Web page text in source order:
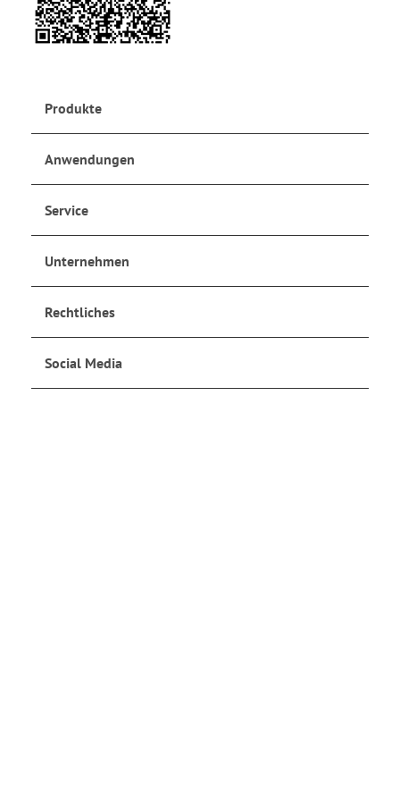
Produkte
Anwendungen
Service
Unternehmen
Rechtliches
Social Media